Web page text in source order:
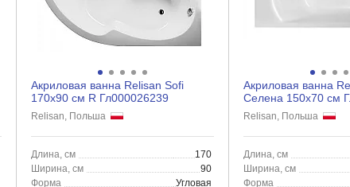
Акриловая ванна Relisan Sofi
170x90 см R Гл000026239
Relisan, Польша
Длина, см
170
Ширина, см
90
Форма
Угловая
Акриловая ванна
Селена 150х70 см
Relisan, Польша
Длина, см
Ширина, см
Форма